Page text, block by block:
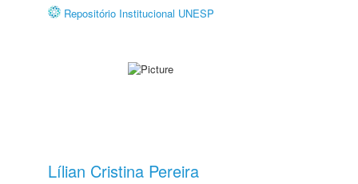
Repositório Institucional UNESP
Lílian Cristina Pereira